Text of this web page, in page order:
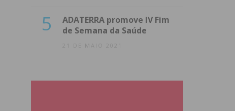
5
ADATERRA promove IV Fim
de Semana da Saúde
21 DE MAIO 2021